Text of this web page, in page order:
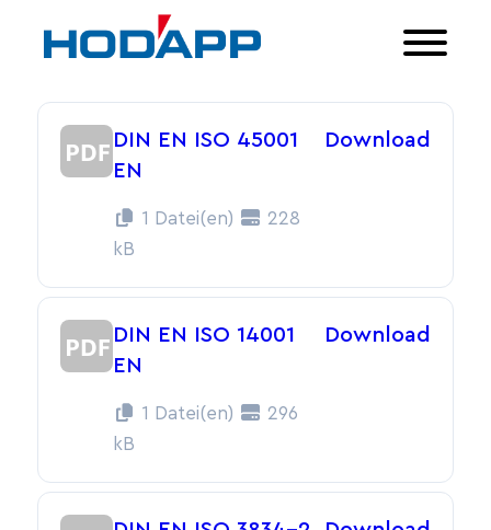
DIN EN ISO 45001
EN
1 Datei(en)
228
kB
Download
DIN EN ISO 14001
EN
1 Datei(en)
296
kB
Download